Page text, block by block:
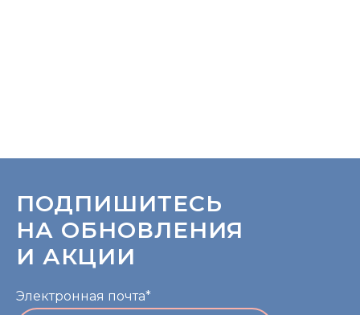
ПОДПИШИТЕСЬ
НА ОБНОВЛЕНИЯ
И АКЦИИ
Электронная почта*